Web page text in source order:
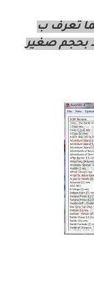
تعرف ب
بحجم صغير